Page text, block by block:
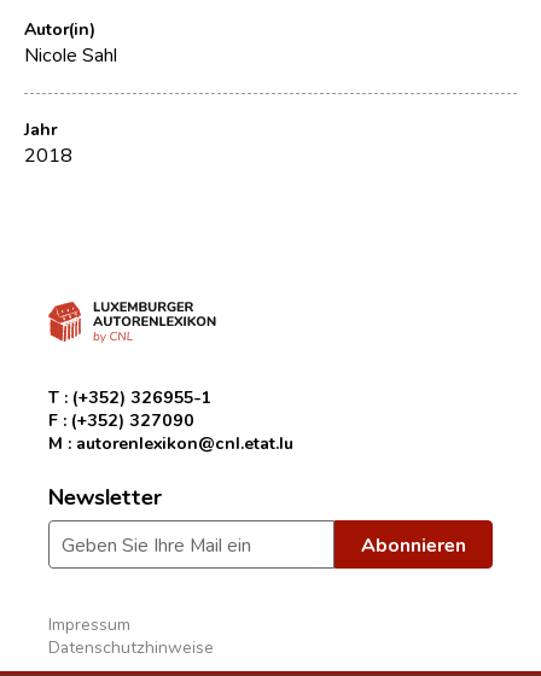
Autor(in)
Nicole Sahl
Jahr
2018
T : (+352) 326955-1
F : (+352) 327090
M : autorenlexikon@cnl.etat.lu
Newsletter
Impressum
Datenschutzhinweise